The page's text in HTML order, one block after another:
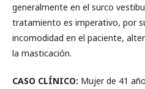
generalmente en el surco
tratamiento es imperativo, por
incomodidad en el paciente,
la masticación.
CASO CLÍNICO: Mujer de 41